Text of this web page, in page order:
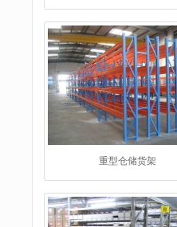
重型仓储货架